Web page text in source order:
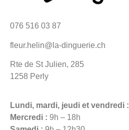
076 516 03 87
fleur.helin@la-dinguerie.ch
Rte de St Julien, 285
1258 Perly
Lundi, mardi, jeudi et vendredi :
Mercredi : 9h – 18h